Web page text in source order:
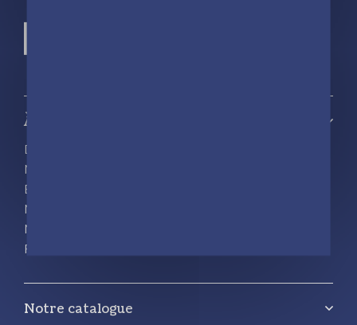
À propos
Découvrir playBac
Nos actualités
Espace pro
Nous rejoindre
Nous contacter
Foreign rights
Notre catalogue